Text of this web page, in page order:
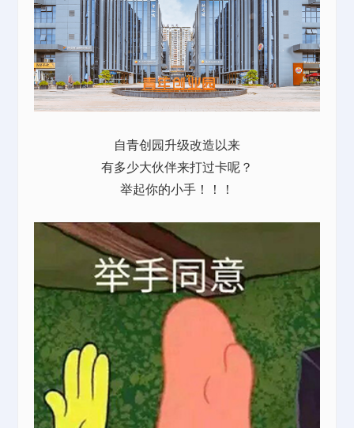
自青创园升级改造以来
有多少大伙伴来打过卡呢？
举起你的小手！！！